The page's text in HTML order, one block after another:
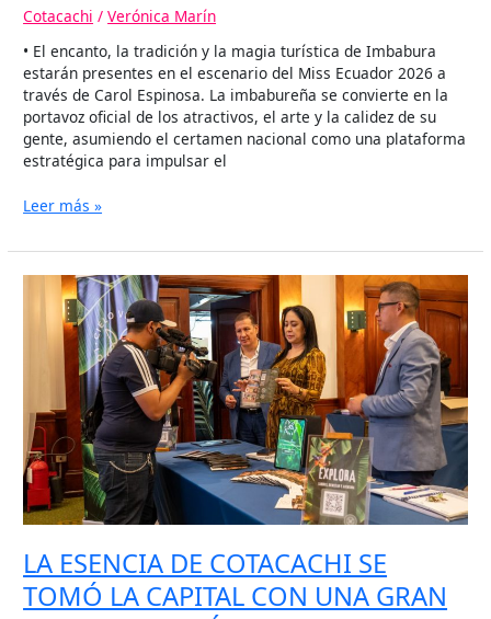
Cotacachi /Verónica Marín
• El encanto, la tradición y la magia turística de Imbabura
estarán presentes en el escenario del Miss Ecuador 2026 a
través de Carol Espinosa. La imbabureña se convierte en la
portavoz oficial de los atractivos, el arte y la calidez de su
gente, asumiendo el certamen nacional como una plataforma
estratégica para impulsar el
Leer más »
LA ESENCIA DE COTACACHI SE
TOMÓ LA CAPITAL CON UNA GRAN
ESENCIA
COTACACHI
TOMÓ
LA
CAPITAL
CON
UNA
GRAN
CARAVANA
Y
DE
NEGOCIOS